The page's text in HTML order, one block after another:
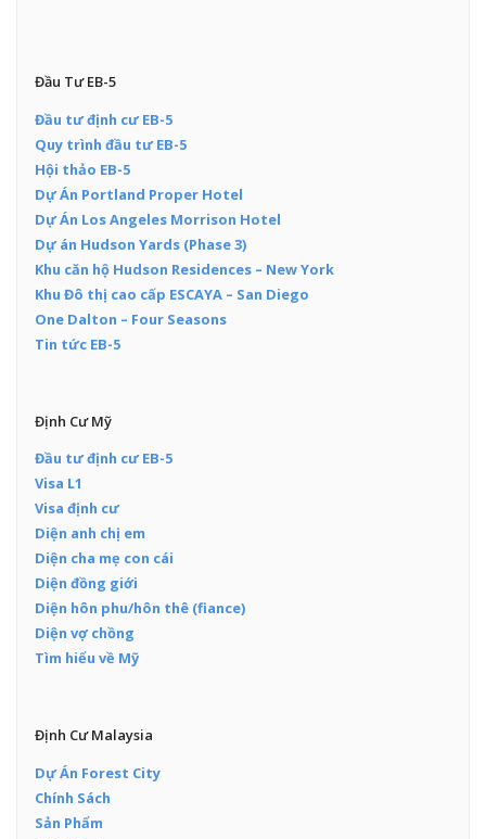
Đầu Tư EB-5
Đầu tư định cư EB-5
Quy trình đầu tư EB-5
Hội thảo EB-5
Dự Án Portland Proper Hotel
Dự Án Los Angeles Morrison Hotel
Dự án Hudson Yards (Phase 3)
Khu căn hộ Hudson Residences – New York
Khu Đô thị cao cấp ESCAYA – San Diego
One Dalton – Four Seasons
Tin tức EB-5
Định Cư Mỹ
Đầu tư định cư EB-5
Visa L1
Visa định cư
Diện anh chị em
Diện cha mẹ con cái
Diện đồng giới
Diện hôn phu/hôn thê (fiance)
Diện vợ chồng
Tìm hiểu về Mỹ
Định Cư Malaysia
Dự Án Forest City
Chính Sách
Sản Phẩm